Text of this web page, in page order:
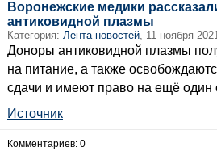
Воронежские медики
антиковидной плазмы
Категория: Лента новостей, 11 ноября
Доноры антиковидной плазмы
на питание, а также
сдачи и имеют право на ещё
Источник
Комментариев: 0